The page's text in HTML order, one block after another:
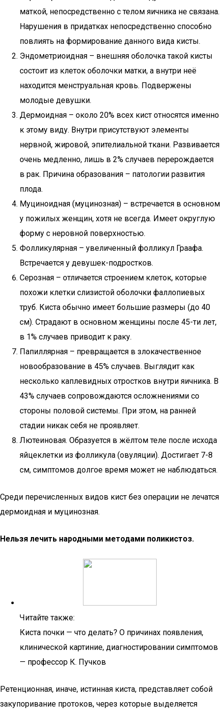
маткой, непосредственно с телом яичника не связана.
Нарушения в придатках непосредственно способно
повлиять на формирование данного вида кисты.
Эндометриоидная – внешняя оболочка такой кисты
состоит из клеток оболочки матки, а внутри неё
находится менструальная кровь. Подвержены
молодые девушки.
Дермоидная – около 20% всех кист относятся именно
к этому виду. Внутри присутствуют элементы
нервной, жировой, эпителиальной ткани. Развивается
очень медленно, лишь в 2% случаев перерождается
в рак. Причина образования – патологии развития
плода.
Муциноидная (муцинозная) – встречается в основном
у пожилых женщин, хотя не всегда. Имеет округлую
форму с неровной поверхностью.
Фолликулярная – увеличенный фолликул Граафа.
Встречается у девушек-подростков.
Серозная – отличается строением клеток, которые
похожи клетки слизистой оболочки фаллопиевых
труб. Киста обычно имеет большие размеры (до 40
см). Страдают в основном женщины после 45-ти лет,
в 1% случаев приводит к раку.
Папиллярная – превращается в злокачественное
новообразование в 45% случаев. Выглядит как
несколько каплевидных отростков внутри яичника. В
43% случаев сопровождаются осложнениями со
стороны половой системы. При этом, на ранней
стадии никак себя не проявляет.
Лютеиновая. Образуется в жёлтом теле после исхода
яйцеклетки из фолликула (овуляции). Достигает 7-8
см, симптомов долгое время может не наблюдаться.
Среди перечисленных видов кист без операции не лечатся
дермоидная и муцинозная.
Нельзя лечить народными методами поликистоз.
Читайте также:
Киста почки — что делать? О причинах появления,
клинической картиние, диагностировании симптомов
— профессор К. Пучков
Ретенционная, иначе, истинная киста, представляет собой
закупоривание протоков, через которые выделяется